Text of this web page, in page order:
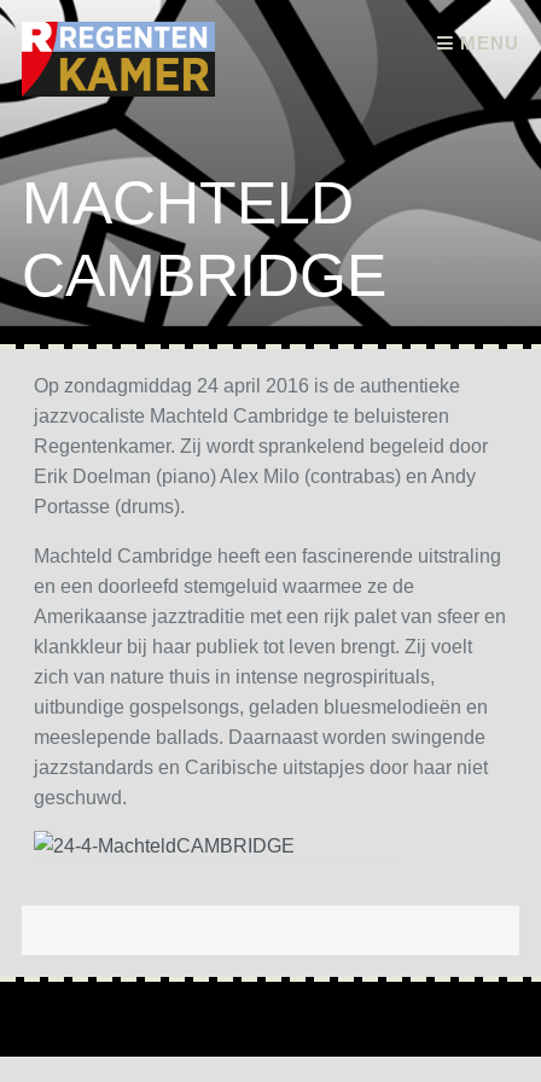
MENU
Skip to content
MACHTELD
CAMBRIDGE
Op zondagmiddag 24 april 2016 is de authentieke
jazzvocaliste Machteld Cambridge te beluisteren
Regentenkamer. Zij wordt sprankelend begeleid door
Erik Doelman (piano) Alex Milo (contrabas) en Andy
Portasse (drums).
Machteld Cambridge heeft een fascinerende uitstraling
en een doorleefd stemgeluid waarmee ze de
Amerikaanse jazztraditie met een rijk palet van sfeer en
klankkleur bij haar publiek tot leven brengt. Zij voelt
zich van nature thuis in intense negrospirituals,
uitbundige gospelsongs, geladen bluesmelodieën en
meeslepende ballads. Daarnaast worden swingende
jazzstandards en Caribische uitstapjes door haar niet
geschuwd.